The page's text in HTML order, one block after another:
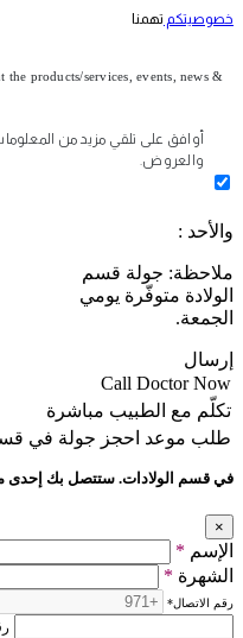
خصوصيتكم تهمنا
products/services, events, news &
أوافق على تلقي مزيد من
والعروض.
والأحد :
ملاحظة: جولة قسم
الولادة متوفّرة يومي
الجمعة.
إرسال
Call Doctor Now
تكلّم مع الطبيب مباشرة
طلب موعد احجز جولة في
في قسم الولادات. ستتصل بك إحدى
×
الإسم *
الشهرة *
رقم الاتصال*